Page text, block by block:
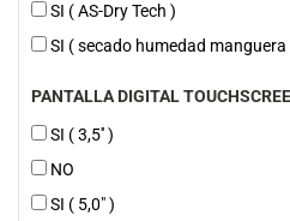
SI ( AS-Dry Tech )
SI ( secado humedad manguera
PANTALLA DIGITAL
SI ( 3,5'' )
NO
SI ( 5,0" )